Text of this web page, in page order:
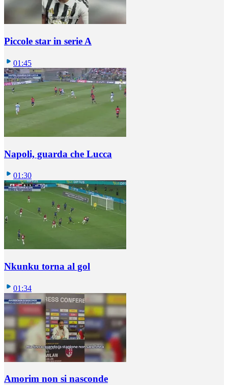
Piccole star in serie A
01:45
Napoli, guarda che Lucca
01:30
Nkunku torna al gol
01:34
Amorim non si nasconde